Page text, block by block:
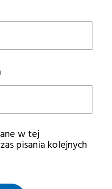
w tej
pisania kolejnych